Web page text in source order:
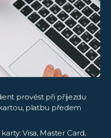
provést při příjezdu
platbu předem
Visa, Master Card,